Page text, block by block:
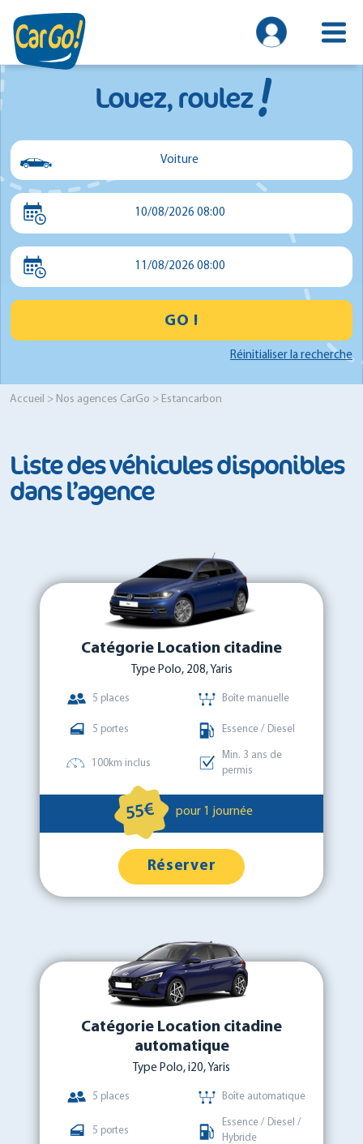
Louez, roulez!
Voiture
Voiture
10/08/2026 08:00
11/08/2026 08:00
GO !
Réinitialiser la recherche
Accueil > Nos agences CarGo > Estancarbon
Liste des véhicules disponibles
dans l’agence
Catégorie Location citadine
Type Polo, 208, Yaris
5 places Boîte manuelle
5 portes Essence / Diesel
100km inclus
Min. 3 ans de
permis
55€ pour 1 journée
Réserver
Catégorie Location citadine
automatique
Type Polo, i20, Yaris
5 places Boîte automatique
5 portes
Essence / Diesel /
Hybride